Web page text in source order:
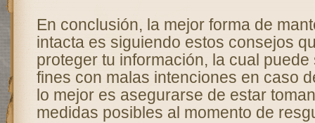
En conclusión, la mejor forma de
intacta es siguiendo estos consejos
proteger tu información, la cual
fines con malas intenciones en caso
lo mejor es asegurarse de estar
medidas posibles al momento de